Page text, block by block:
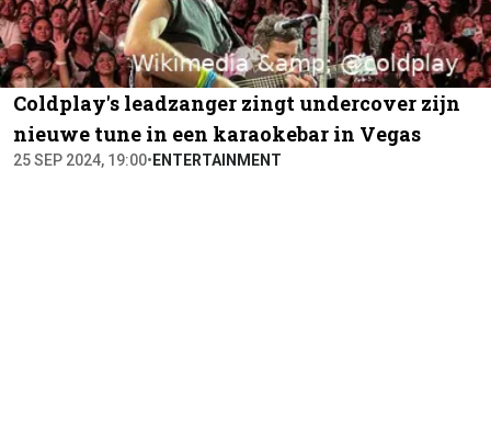
Coldplay's leadzanger zingt undercover zijn
nieuwe tune in een karaokebar in Vegas
25 SEP 2024, 19:00• ENTERTAINMENT